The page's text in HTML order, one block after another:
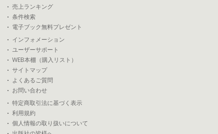
売上ランキング
条件検索
電子ブック無料プレゼント
インフォメーション
ユーザーサポート
WEB本棚（購入リスト）
サイトマップ
よくあるご質問
お問い合わせ
特定商取引法に基づく表示
利用規約
個人情報の取り扱いについて